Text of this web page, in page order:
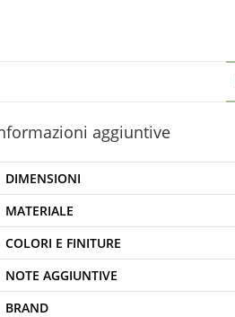
aggiuntive
DIMENSIONI
MATERIALE
COLORI E FINITURE
NOTE AGGIUNTIVE
BRAND